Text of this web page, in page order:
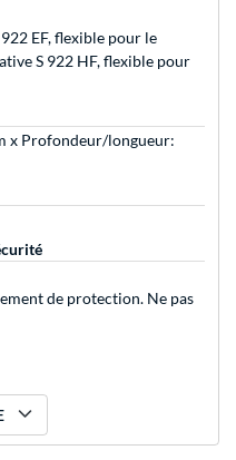
EF, flexible pour le
S 922 HF, flexible pour
x Profondeur/longueur:
de protection. Ne pas